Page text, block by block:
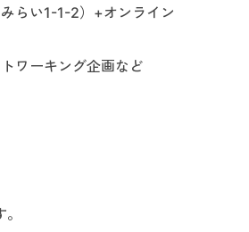
らい1-1-2）+オンライン
ワーキング企画など